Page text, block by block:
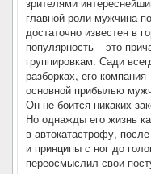
главной роли мужчина
достаточно известен в
популярность – это
группировкам. Сади
разборках, его
основной прибылью
Он не боится никаких
Но однажды его жизнь
в автокатастрофу,
и принципы с ног до
переосмыслил свои